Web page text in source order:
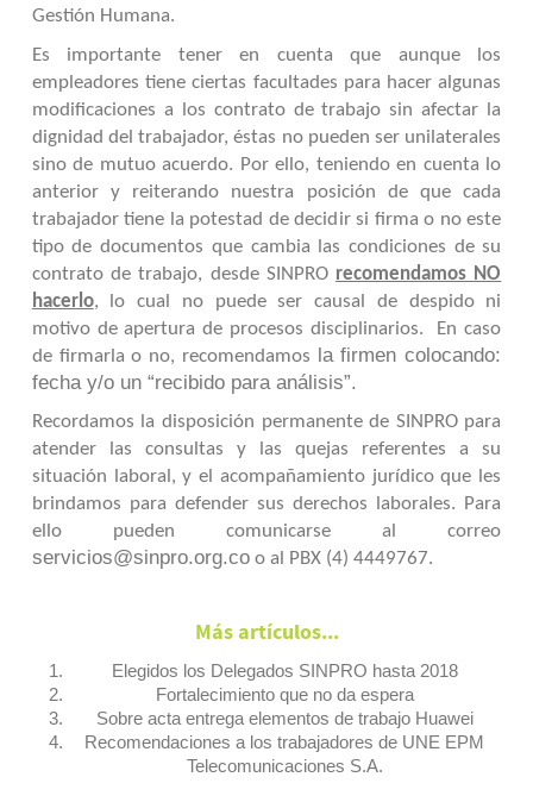
Gestión Humana.
Es importante tener en cuenta que aunque los
empleadores tiene ciertas facultades para hacer algunas
modificaciones a los contrato de trabajo sin afectar la
dignidad del trabajador, éstas no pueden ser unilaterales
sino de mutuo acuerdo. Por ello, teniendo en cuenta lo
anterior y reiterando nuestra posición de que cada
trabajador tiene la potestad de decidir si firma o no este
tipo de documentos que cambia las condiciones de su
contrato de trabajo, desde SINPRO recomendamos NO
hacerlo, lo cual no puede ser causal de despido ni
motivo de apertura de procesos disciplinarios.
En caso
de firmarla o no, recomendamos la firmen colocando:
fecha y/o un “recibido para análisis”.
Recordamos la disposición permanente de SINPRO para
atender las consultas y las quejas referentes a su
situación laboral, y el acompañamiento jurídico que les
brindamos para defender sus derechos laborales. Para
ello pueden comunicarse al correo
servicios@sinpro.org.coo al PBX (4) 4449767.
Más artículos...
Elegidos los Delegados SINPRO hasta 2018
Fortalecimiento que no da espera
Sobre acta entrega elementos de trabajo Huawei
Recomendaciones a los trabajadores de UNE EPM
Telecomunicaciones S.A.